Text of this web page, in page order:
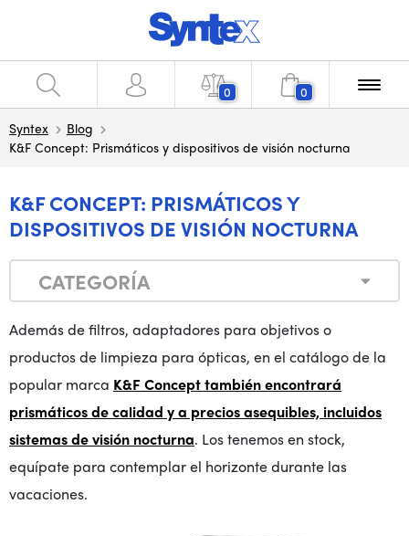
0 0
Syntex
Blog
K&F Concept: Prismáticos y dispositivos de visión nocturna
K&F CONCEPT: PRISMÁTICOS Y
DISPOSITIVOS DE VISIÓN NOCTURNA
CATEGORÍA
Además de filtros, adaptadores para objetivos o
productos de limpieza para ópticas, en el catálogo de la
popular marca K&F Concept también encontrará
prismáticos de calidad y a precios asequibles, incluidos
sistemas de visión nocturna. Los tenemos en stock,
equípate para contemplar el horizonte durante las
vacaciones.